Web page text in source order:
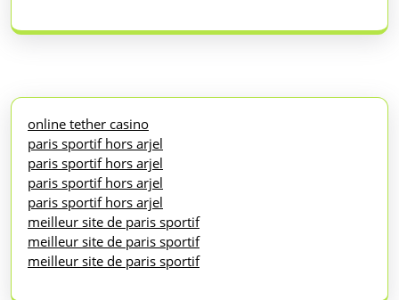
online tether casino
paris sportif hors arjel
paris sportif hors arjel
paris sportif hors arjel
paris sportif hors arjel
meilleur site de paris sportif
meilleur site de paris sportif
meilleur site de paris sportif